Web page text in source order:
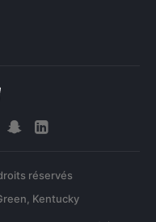
réservés